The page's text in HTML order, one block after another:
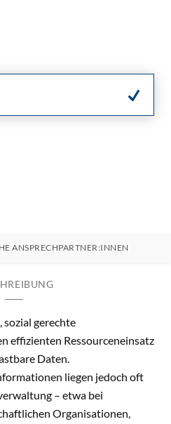
ANSPRECHPARTNER:INNEN
sozial gerechte
effizienten Ressourceneinsatz
Daten.
liegen jedoch oft
– etwa bei
Organisationen,